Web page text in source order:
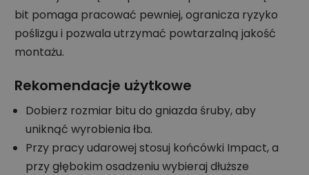
bit pomaga pracować pewniej, ogranicza ryzyko
poślizgu i pozwala utrzymać powtarzalną jakość
montażu.
Rekomendacje użytkowe
Dobierz rozmiar bitu do gniazda śruby, aby
uniknąć wyrobienia łba.
Przy pracy udarowej stosuj końcówki Impact, a
przy głębokim osadzeniu wybieraj dłuższe